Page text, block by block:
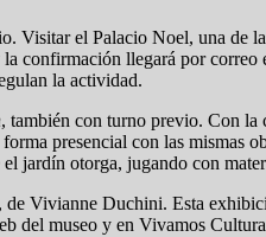
Visitar el Palacio Noel, una de
la confirmación llegará por correo
la actividad.
, también con turno previo. Con
presencial con las mismas
jardín otorga, jugando con
de Vivianne Duchini. Esta
del museo y en Vivamos